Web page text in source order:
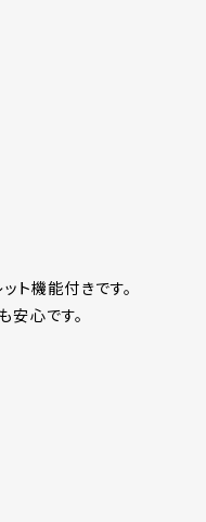
ト機能付きです。
心です。